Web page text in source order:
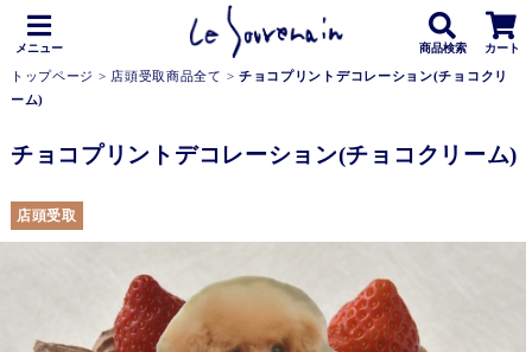
メニュー 商品検索 カート
トップページ > 店頭受取商品全て > チョコプリントデコレーション(チョコクリ
ーム)
チョコプリントデコレーション(チョコクリーム)
店頭受取